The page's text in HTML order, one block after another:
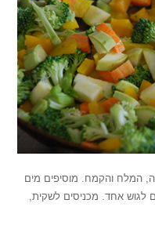
המלח והקמח. מוסיפים מים
לגוש אחד. מכניסים לשקית,